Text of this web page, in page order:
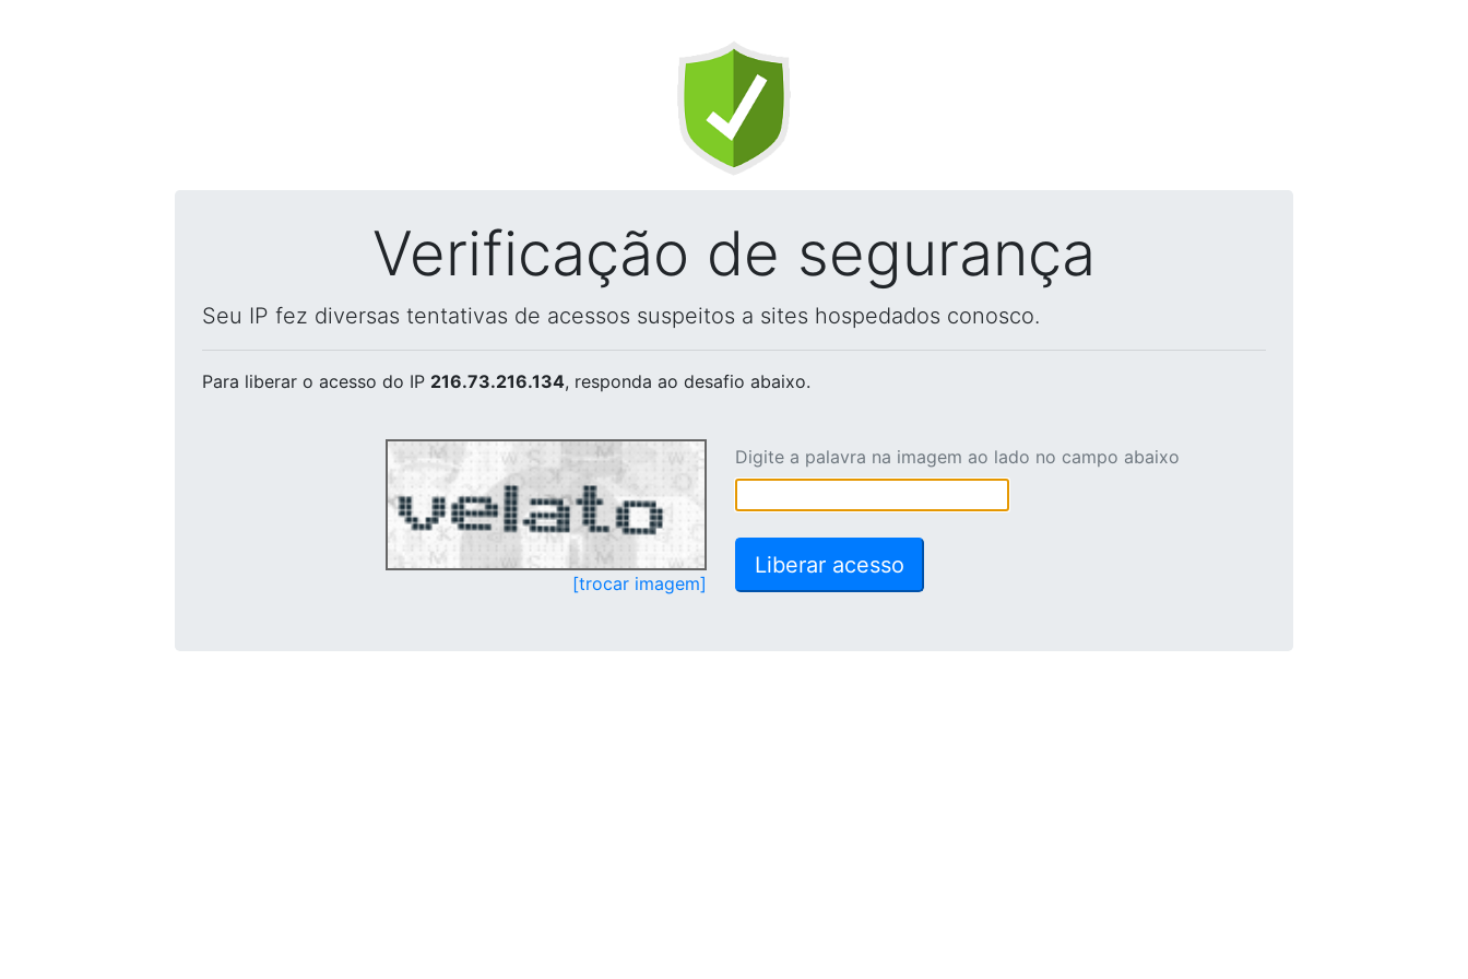
Verificação de segurança
Seu IP fez diversas tentativas de acessos suspeitos a sites hospedados conosco.
Para liberar o acesso do IP 216.73.216.134, responda ao desafio abaixo.
[trocar imagem]
Digite a palavra na imagem ao lado no campo abaixo